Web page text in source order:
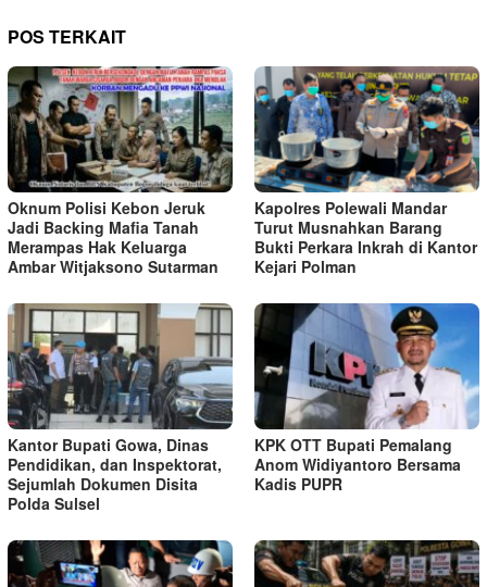
POS TERKAIT
Oknum Polisi Kebon Jeruk
Jadi Backing Mafia Tanah
Merampas Hak Keluarga
Ambar Witjaksono Sutarman
Kapolres Polewali Mandar
Turut Musnahkan Barang
Bukti Perkara Inkrah di Kantor
Kejari Polman
Kantor Bupati Gowa, Dinas
Pendidikan, dan Inspektorat,
Sejumlah Dokumen Disita
Polda Sulsel
KPK OTT Bupati Pemalang
Anom Widiyantoro Bersama
Kadis PUPR